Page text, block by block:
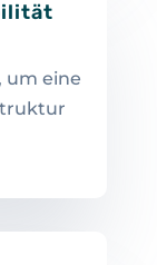
um eine